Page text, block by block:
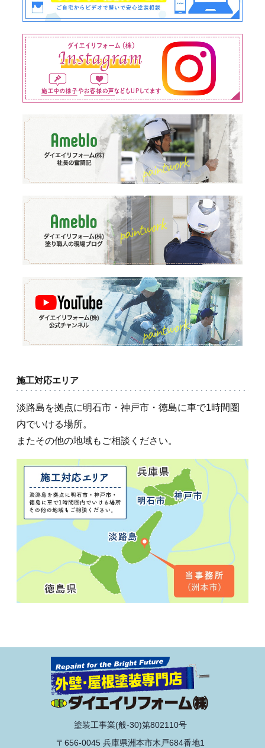
施工対応エリア
淡路島を拠点に明石市・神戸市・徳島に車で1時間圏
内でいける場所。
またその他の地域もご相談ください。
塗装工事業(般-30)第802110号
〒656-0045 兵庫県洲本市木戸684番地1